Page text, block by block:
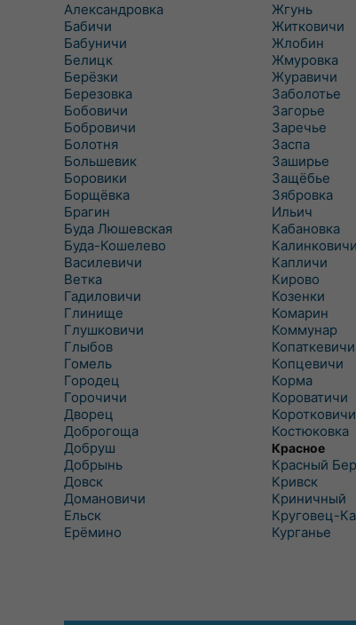
Александровка
Бабичи
Бабуничи
Белицк
Берёзки
Березовка
Бобовичи
Бобровичи
Болотня
Большевик
Боровики
Борщёвка
Брагин
Буда Люшевская
Буда-Кошелево
Василевичи
Ветка
Гадиловичи
Глинище
Глушковичи
Глыбов
Гомель
Городец
Горочичи
Дворец
Доброгоща
Добруш
Добрынь
Довск
Домановичи
Ельск
Ерёмино
Жгунь
Житковичи
Жлобин
Жмуровка
Журавичи
Заболотье
Загорье
Заречье
Заспа
Заширье
Защёбье
Зябровка
Ильич
Кабановка
Калинковичи
Капличи
Кирово
Козенки
Комарин
Коммунар
Копаткевичи
Копцевичи
Корма
Короватичи
Коротковичи
Костюковка
Красное
Красный
Кривск
Криничный
Круговец-
Курганье